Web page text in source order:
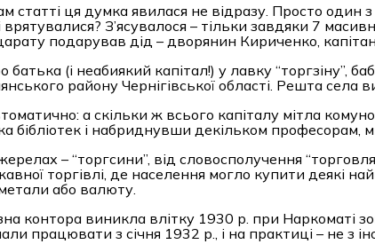
статті ця думка явилася не відразу. Просто один
З’ясувалося – тільки завдяки 7
подарував дід – дворянин Кириченко,
(і неабиякий капітал!) у лавку “торгзіну”,
району Чернігівської області. Решта села
а скільки ж всього капіталу мітла
бібліотек і набриднувши декільком професорам,
– “торгсини”, від словосполучення
торгівлі, де населення могло купити деякі
або валюту.
контора виникла влітку 1930 р. при Наркоматі
працювати з січня 1932 р., і на практиці – не з